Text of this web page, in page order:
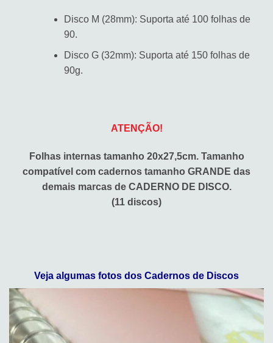
Disco M (28mm): Suporta até 100 folhas de
90.
Disco G (32mm): Suporta até 150 folhas de
90g.
ATENÇÃO!
Folhas internas tamanho 20x27,5cm. Tamanho
compatível com cadernos tamanho GRANDE das
demais marcas de CADERNO DE DISCO.
(11 discos)
Veja algumas fotos dos Cadernos de Discos